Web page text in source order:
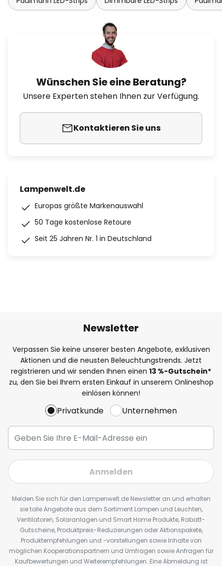
Wünschen Sie eine Beratung?
Unsere Experten stehen Ihnen zur Verfügung.
Kontaktieren Sie uns
Lampenwelt.de
Europas größte Markenauswahl
50 Tage kostenlose Retoure
Seit 25 Jahren Nr. 1 in Deutschland
Newsletter
Verpassen Sie keine unserer besten Angebote, exklusiven
Aktionen und die neusten Beleuchtungstrends. Jetzt
registrieren und wir senden Ihnen einen 13 %-Gutschein*
zu, den Sie bei Ihrem ersten Einkauf in unserem Onlineshop
einlösen können!
Privatkunde Unternehmen
Anmelden
Melden Sie sich für den Lampenwelt.de Newsletter an und erhalten
sie tolle Angebote aus dem Sortiment Lampen und Leuchten,
Ventilatoren, Solaranlagen und Smart Home Produkte, Rabatt-
Gutscheine, Produktpreis-Reduzierungen oder Aktionspakete,
Produktempfehlungen und -vorstellungen sowie Inhalte von
möglichen Kooperationspartnern und Umfragen sowie Anfragen für
Kaufbewertungen und Weiterempfehlungen. Eine Abmeldung ist